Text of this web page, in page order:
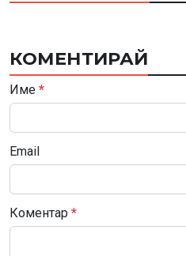
КОМЕНТИРАЙ
Име *
Email
Коментар *